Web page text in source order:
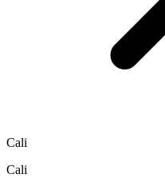
Cali
Cali